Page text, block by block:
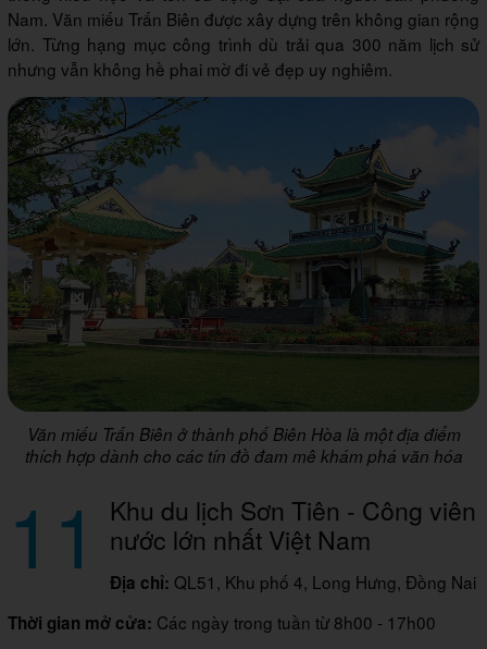
Nam. Văn miếu Trấn Biên được xây dựng trên không gian rộng
lớn. Từng hạng mục công trình dù trải qua 300 năm lịch sử
nhưng vẫn không hề phai mờ đi vẻ đẹp uy nghiêm.
Văn miếu Trấn Biên ở thành phố Biên Hòa là một địa điểm
thích hợp dành cho các tín đồ đam mê khám phá văn hóa
11 Khu du lịch Sơn Tiên - Công viên
nước lớn nhất Việt Nam
Địa chỉ: QL51, Khu phố 4, Long Hưng, Đồng Nai
Thời gian mở cửa: Các ngày trong tuần từ 8h00 - 17h00